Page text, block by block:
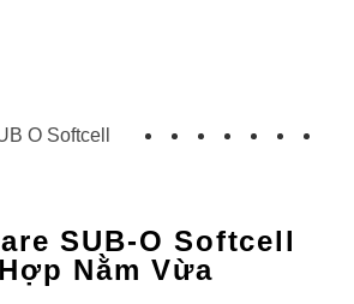
SUB-O Softcell
Nằm Vừa